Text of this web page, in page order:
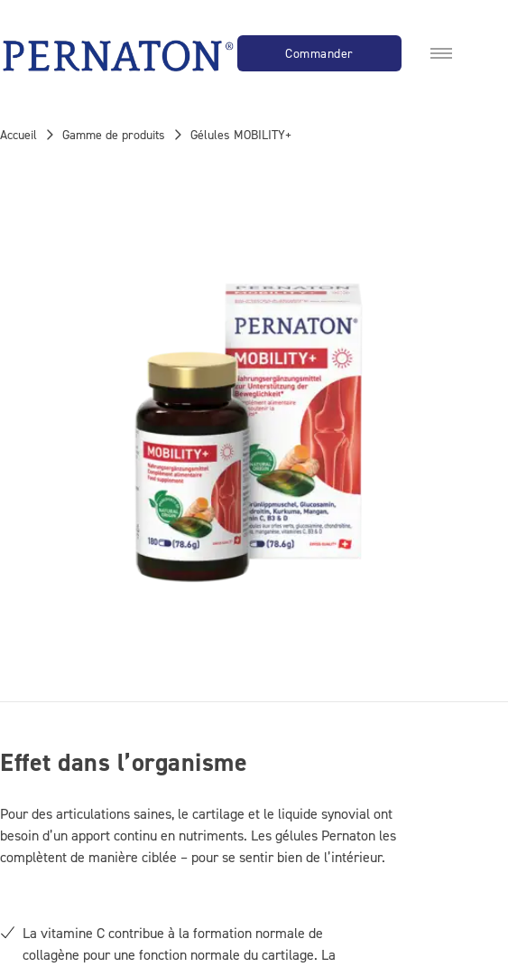
les physiothérapeutes Commander
Accueil Gamme de produits Gélules MOBILITY+
Effet dans l’organisme
Pour des articulations saines, le cartilage et le liquide synovial ont
besoin d’un apport continu en nutriments. Les gélules Pernaton les
complètent de manière ciblée – pour se sentir bien de l’intérieur.
La vitamine C contribue à la formation normale de
collagène pour une fonction normale du cartilage. La